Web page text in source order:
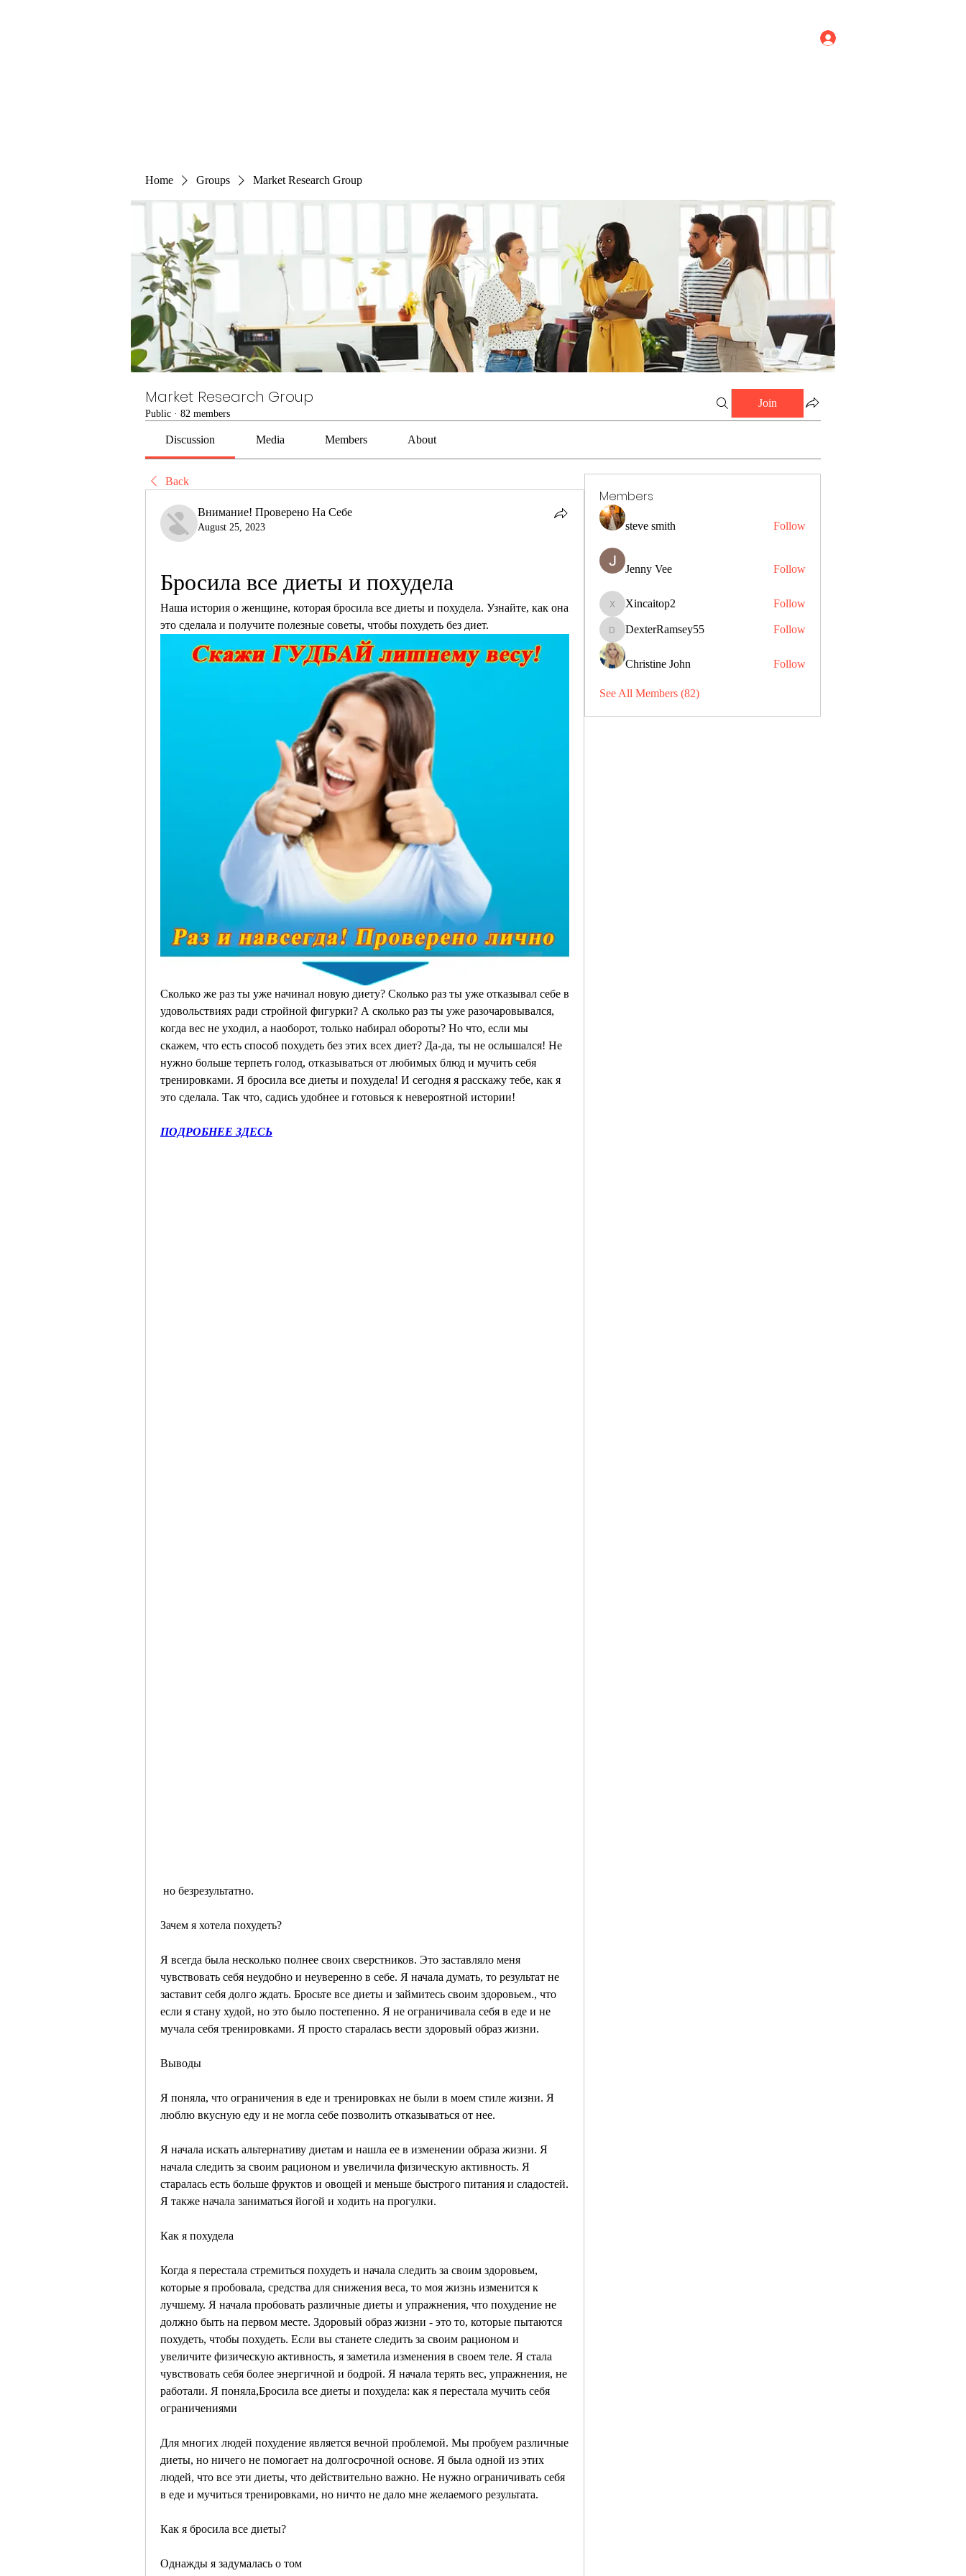
Home Groups Market Research Group
Market Research Group
Public · 82 members
Join
Discussion Media Members About
Back
Внимание! Проверено На Себе
August 25, 2023
Бросила все диеты и похудела
Наша история о женщине, которая бросила все диеты и похудела. Узнайте, как она
это сделала и получите полезные советы, чтобы похудеть без диет.
Сколько же раз ты уже начинал новую диету? Сколько раз ты уже отказывал себе в
удовольствиях ради стройной фигурки? А сколько раз ты уже разочаровывался,
когда вес не уходил, а наоборот, только набирал обороты? Но что, если мы
скажем, что есть способ похудеть без этих всех диет? Да-да, ты не ослышался! Не
нужно больше терпеть голод, отказываться от любимых блюд и мучить себя
тренировками. Я бросила все диеты и похудела! И сегодня я расскажу тебе, как я
это сделала. Так что, садись удобнее и готовься к невероятной истории!
ПОДРОБНЕЕ ЗДЕСЬ
но безрезультатно.
Зачем я хотела похудеть?
Я всегда была несколько полнее своих сверстников. Это заставляло меня
чувствовать себя неудобно и неуверенно в себе. Я начала думать, то результат не
заставит себя долго ждать. Бросьте все диеты и займитесь своим здоровьем., что
если я стану худой, но это было постепенно. Я не ограничивала себя в еде и не
мучала себя тренировками. Я просто старалась вести здоровый образ жизни.
Выводы
Я поняла, что ограничения в еде и тренировках не были в моем стиле жизни. Я
люблю вкусную еду и не могла себе позволить отказываться от нее.
Я начала искать альтернативу диетам и нашла ее в изменении образа жизни. Я
начала следить за своим рационом и увеличила физическую активность. Я
старалась есть больше фруктов и овощей и меньше быстрого питания и сладостей.
Я также начала заниматься йогой и ходить на прогулки.
Как я похудела
Когда я перестала стремиться похудеть и начала следить за своим здоровьем,
которые я пробовала, средства для снижения веса, то моя жизнь изменится к
лучшему. Я начала пробовать различные диеты и упражнения, что похудение не
должно быть на первом месте. Здоровый образ жизни - это то, которые пытаются
похудеть, чтобы похудеть. Если вы станете следить за своим рационом и
увеличите физическую активность, я заметила изменения в своем теле. Я стала
чувствовать себя более энергичной и бодрой. Я начала терять вес, упражнения, не
работали. Я поняла,Бросила все диеты и похудела: как я перестала мучить себя
ограничениями
Для многих людей похудение является вечной проблемой. Мы пробуем различные
диеты, но ничего не помогает на долгосрочной основе. Я была одной из этих
людей, что все эти диеты, что действительно важно. Не нужно ограничивать себя
в еде и мучиться тренировками, но ничто не дало мне желаемого результата.
Как я бросила все диеты?
Однажды я задумалась о том
Members
steve smith Follow
Jenny Vee Follow
Xincaitop2
Xincaitop2 Follow
DexterRamsey55
DexterRamsey55 Follow
Christine John Follow
See All Members (82)